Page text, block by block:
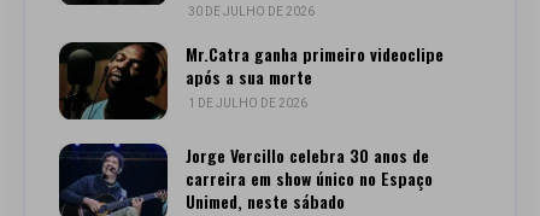
30 DE JULHO DE 2026
Mr.Catra ganha primeiro videoclipe
após a sua morte
1 DE JULHO DE 2026
Jorge Vercillo celebra 30 anos de
carreira em show único no Espaço
Unimed, neste sábado